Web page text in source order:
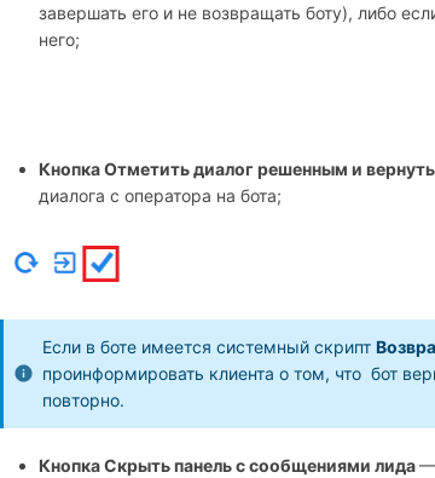
завершать его и не возвращать боту), либо
него;
Кнопка Отметить диалог решенным и
диалога с оператора на бота;
Если в боте имеется системный скрипт
проинформировать клиента о том, что бот
повторно.
Кнопка Скрыть панель с сообщениями лида—